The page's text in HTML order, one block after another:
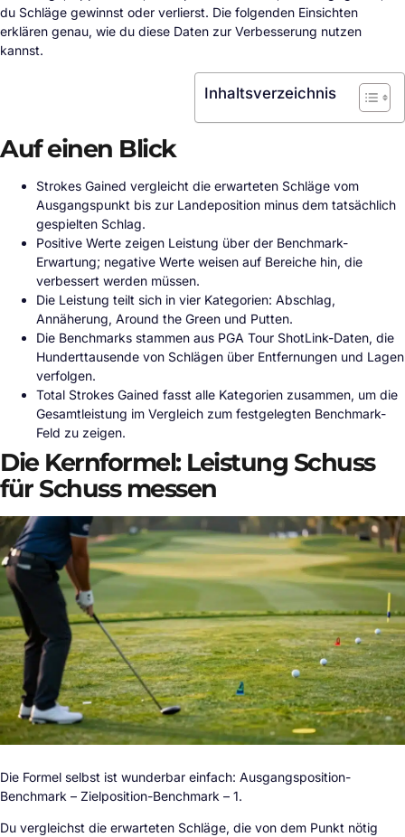
du Schläge gewinnst oder verlierst. Die folgenden Einsichten
erklären genau, wie du diese Daten zur Verbesserung nutzen
kannst.
Inhaltsverzeichnis
Auf einen Blick
Strokes Gained vergleicht die erwarteten Schläge vom
Ausgangspunkt bis zur Landeposition minus dem tatsächlich
gespielten Schlag.
Positive Werte zeigen Leistung über der Benchmark-
Erwartung; negative Werte weisen auf Bereiche hin, die
verbessert werden müssen.
Die Leistung teilt sich in vier Kategorien: Abschlag,
Annäherung, Around the Green und Putten.
Die Benchmarks stammen aus PGA Tour ShotLink-Daten, die
Hunderttausende von Schlägen über Entfernungen und Lagen
verfolgen.
Total Strokes Gained fasst alle Kategorien zusammen, um die
Gesamtleistung im Vergleich zum festgelegten Benchmark-
Feld zu zeigen.
Die Kernformel: Leistung Schuss
für Schuss messen
Die Formel selbst ist wunderbar einfach: Ausgangsposition-
Benchmark – Zielposition-Benchmark – 1.
Du vergleichst die erwarteten Schläge, die von dem Punkt nötig